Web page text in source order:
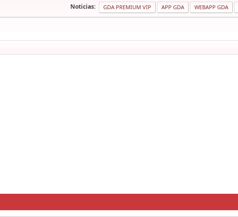
Noticias: GDA PREMIUM VIP APP GDA WEBAPP GDA